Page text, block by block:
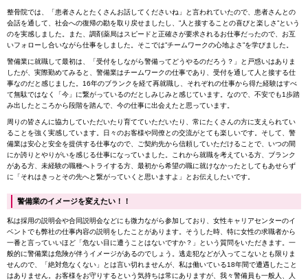
整骨院では、「患者さんとたくさんお話してくださいね」と言われていたので、患者さんとの
会話を通して、社会への復帰の勘を取り戻せましたし、”人と接することの喜びと楽しさ”という
のを実感しました。また、調剤薬局はスピードと正確さが要求されるお仕事だったので、お互
いフォローし合いながら仕事をしました。そこでは”チームワークの心地よさ”を学びました。
警備業に就職して最初は、「受付をしながら警備ってどうやるのだろう？」と戸惑いはありま
したが、実際勤めてみると、警備業はチームワークの仕事であり、受付を通して人と接する仕
事なのだと感じました。16年のブランクを経て再就職し、それぞれの仕事から得た経験はすべ
て無駄ではなく「今」に繋がっているのだとしみじみと感じています。なので、不安でも1歩踏
み出したところから段階を踏んで、今の仕事に出会えたと思っています。
周りの皆さんに協力していただいたり育てていただいたり、常にたくさんの方に支えられてい
ることを強く実感しています。日々のお客様や同僚との交流がとても楽しいです。そして、警
備業は安心と安全を提供する仕事なので、ご契約先から信頼していただけることで、いつの間
にか誇りとやりがいを感じる仕事になっていました。これから就職を考えている方、ブランク
がある方、未経験の職種へトライする方、最初から希望の職に就けなかったとしてもあせらず
に「それはきっとその先へと繋がっていくと思いますよ」とお伝えしたいです。
警備業のイメージを変えたい！！
私は採用の説明会や合同説明会などにも微力ながら参加しており、女性キャリアセンターのイ
ベントでも弊社の仕事内容の説明をしたことがあります。そうした時、特に女性の求職者から
一番と言っていいほど「危ない目に遭うことはないですか？」という質問をいただきます。一
般的に警備業は危険が伴うイメージがあるのでしょう。逃走犯などが入ってこないとも限りま
せんので、「絶対危なくない」とは言い切れませんが、私は働いている18年間で遭遇したこと
はありません。お客様をお守りするという気持ちは常にありますが、我々警備員も一般人、人